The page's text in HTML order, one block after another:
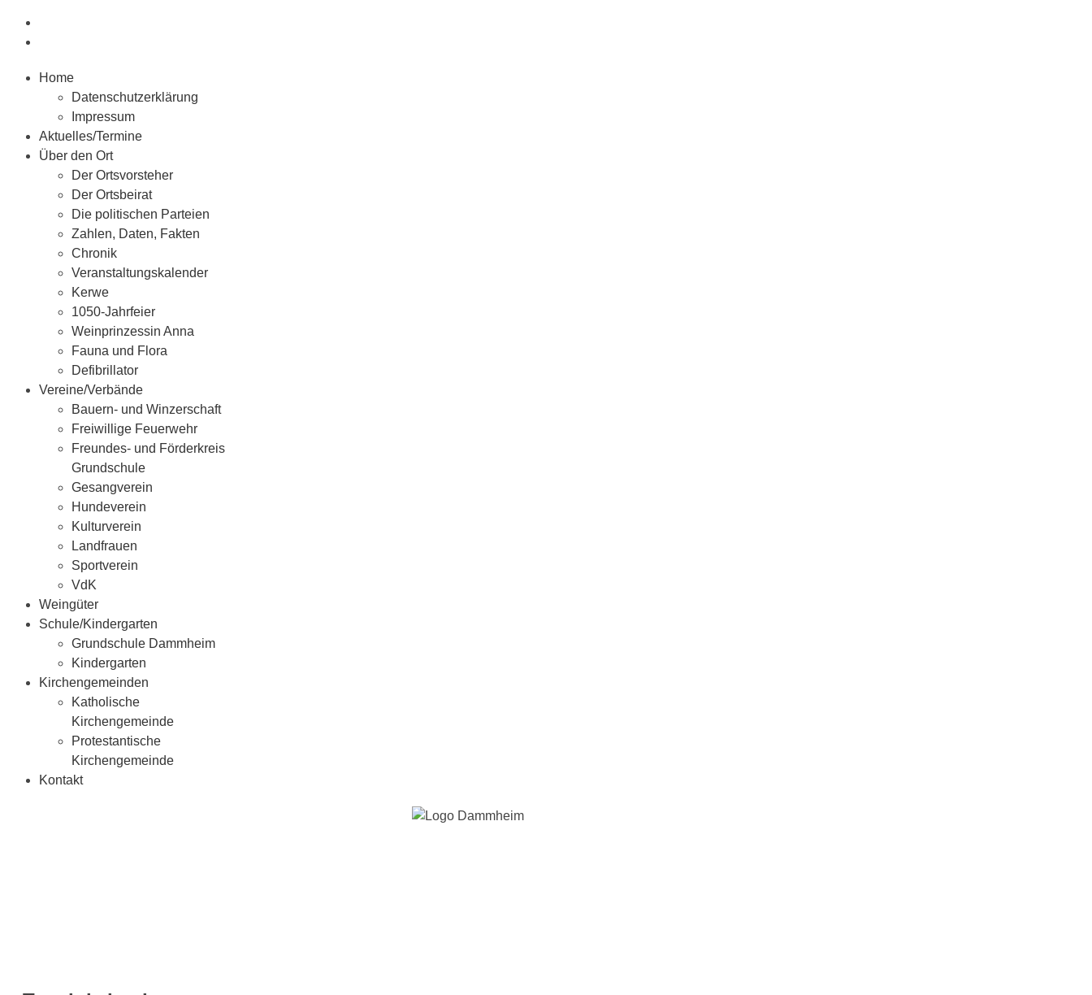
Home
Datenschutzerklärung
Impressum
Aktuelles/Termine
Über den Ort
Der Ortsvorsteher
Der Ortsbeirat
Die politischen Parteien
Zahlen, Daten, Fakten
Chronik
Veranstaltungskalender
Kerwe
1050-Jahrfeier
Weinprinzessin Anna
Fauna und Flora
Defibrillator
Vereine/Verbände
Bauern- und Winzerschaft
Freiwillige Feuerwehr
Freundes- und Förderkreis
Grundschule
Gesangverein
Hundeverein
Kulturverein
Landfrauen
Sportverein
VdK
Weingüter
Schule/Kindergarten
Grundschule Dammheim
Kindergarten
Kirchengemeinden
Katholische
Kirchengemeinde
Protestantische
Kirchengemeinde
Kontakt